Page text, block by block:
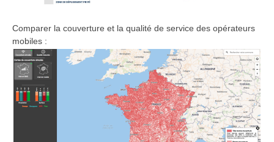
Comparer la couverture et la qualité de service des opérateurs
mobiles :